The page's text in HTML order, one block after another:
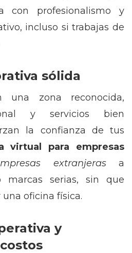
con profesionalismo y
incluso si trabajas de
sólida
una zona reconocida,
y servicios bien
la confianza de tus
virtual para empresas
extranjerasa
marcas serias, sin que
oficina física.
y